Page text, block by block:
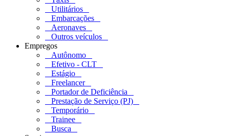
Utilitários
Embarcações
Aeronaves
Outros veículos
Empregos
Autônomo
Efetivo - CLT
Estágio
Freelancer
Portador de Deficiência
Prestação de Serviço (PJ)
Temporário
Trainee
Busca